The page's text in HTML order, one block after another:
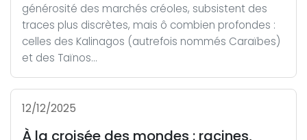
générosité des marchés créoles, subsistent des
traces plus discrètes, mais ô combien profondes :
celles des Kalinagos (autrefois nommés Caraïbes)
et des Taïnos...
12/12/2025
À la croisée des mondes : racines,